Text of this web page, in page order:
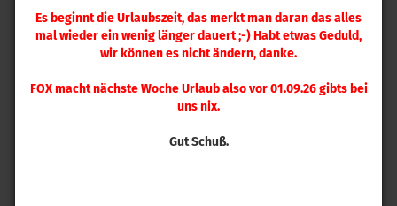
Es beginnt die Urlaubszeit, das merkt man daran das alles
mal wieder ein wenig länger dauert ;-) Habt etwas Geduld,
wir können es nicht ändern, danke.
FOX macht nächste Woche Urlaub also vor 01.09.26 gibts bei
uns nix.
Gut Schuß.